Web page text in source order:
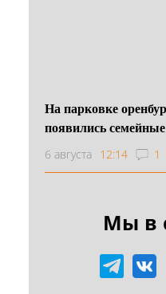
На парковке
появились
6 августа 12:14 1
Мы в